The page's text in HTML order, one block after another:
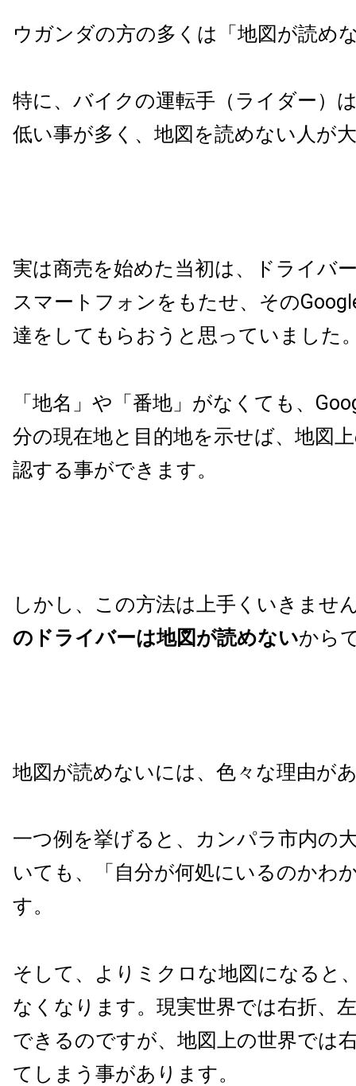
ウガンダの方の多くは「地図が読め
特に、バイクの運転手（ライダー）
低い事が多く、地図を読めない人が
実は商売を始めた当初は、ドライバ
スマートフォンをもたせ、その
達をしてもらおうと思っていました
「地名」や「番地」がなくても、
分の現在地と目的地を示せば、地図
認する事ができます。
しかし、この方法は上手くいきませ
のドライバーは地図が読めないから
地図が読めないには、色々な理由が
一つ例を挙げると、カンパラ市内の
いても、「自分が何処にいるのかわ
す。
そして、よりミクロな地図になると
なくなります。現実世界では右折、
できるのですが、地図上の世界では
てしまう事があります。